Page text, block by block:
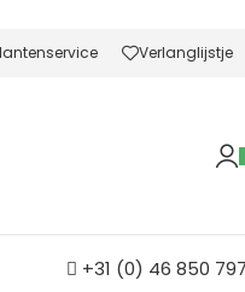
Verlanglijstje
+31 (0) 46 850